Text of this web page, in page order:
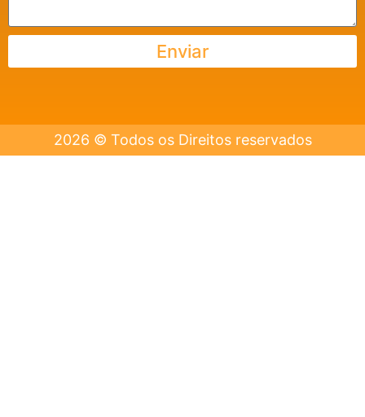
Enviar
2026 © Todos os Direitos reservados